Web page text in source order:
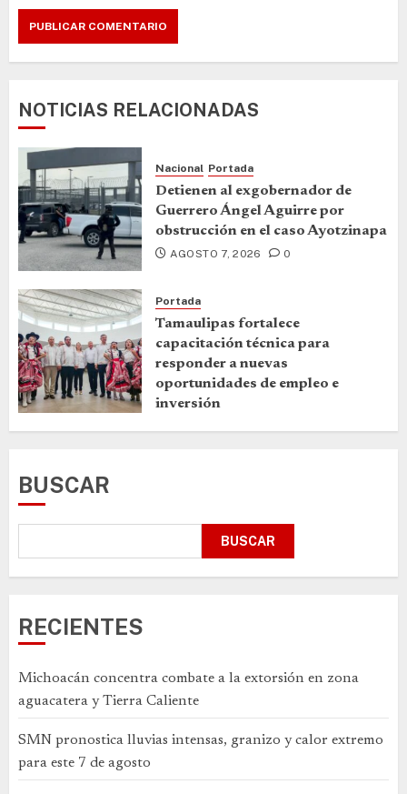
NOTICIAS RELACIONADAS
Nacional Portada
Detienen al exgobernador de
Guerrero Ángel Aguirre por
obstrucción en el caso Ayotzinapa
AGOSTO 7, 2026 0
Portada
Tamaulipas fortalece
capacitación técnica para
responder a nuevas
oportunidades de empleo e
inversión
BUSCAR
BUSCAR
RECIENTES
Michoacán concentra combate a la extorsión en zona
aguacatera y Tierra Caliente
SMN pronostica lluvias intensas, granizo y calor extremo
para este 7 de agosto